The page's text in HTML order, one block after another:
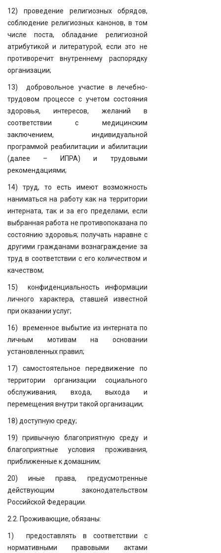
12) проведение религиозных обрядов,
соблюдение религиозных канонов, в том
числе поста, обладание религиозной
атрибутикой и литературой, если это не
противоречит внутреннему распорядку
организации;
13) добровольное участие в лечебно-
трудовом процессе с учетом состояния
здоровья, интересов, желаний в
соответствии с медицинским
заключением, индивидуальной
программой реабилитации и абилитации
(далее – ИПРА) и трудовыми
рекомендациями;
14) труд, то есть имеют возможность
наниматься на работу как на территории
интерната, так и за его пределами, если
выбранная работа не противопоказана по
состоянию здоровья; получать наравне с
другими гражданами вознаграждение за
труд в соответствии с его количеством и
качеством;
15) конфиденциальность информации
личного характера, ставшей известной
при оказании услуг;
16) временное выбытие из интерната по
личным мотивам на основании
установленных правил;
17) самостоятельное передвижение по
территории организации социального
обслуживания, входа, выхода и
перемещения внутри такой организации;
18) доступную среду;
19) привычную благоприятную среду и
благоприятные условия проживания,
приближенные к домашним;
20) иные права, предусмотренные
действующим законодательством
Российской Федерации.
2.2. Проживающие, обязаны:
1) предоставлять в соответствии с
нормативными правовыми актами